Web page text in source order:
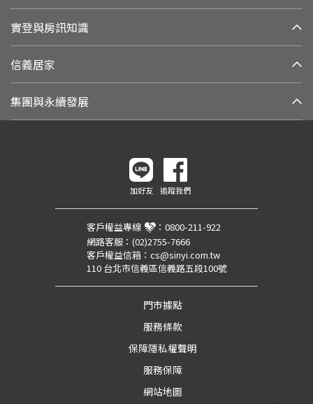
實登與房訊知識
信義居家
集團與永續發展
加好友 追蹤我們
客戶權益專線 ： 0800-211-922
網路客服： (02)2755-7666
客戶權益信箱： cs@sinyi.com.tw
110 台北市信義區信義路五段100號
門市據點
服務條款
保障隱私權聲明
服務保障
網站地圖